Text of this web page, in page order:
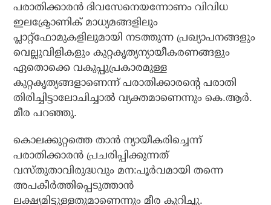
പരാതിക്കാരന്‍ ദിവസേനെയന്നോണം വിവിധ
ഇലക്ട്രോണിക് മാധ്യമങ്ങളിലും
പ്ലാറ്റ്‌ഫോമുകളിലുമായി നടത്തുന്ന പ്രഖ്യാപനങ്ങളും
വെല്ലുവിളികളും കുറ്റകൃത്യന്യായീകരണങ്ങളും
ഏതൊക്കെ വകുപ്പുപ്രകാരമുള്ള
കുറ്റകൃത്യങ്ങളാണെന്ന് പരാതിക്കാരന്റെ പരാതി
തിരിച്ചിട്ടാലോചിച്ചാല്‍ വ്യക്തമാണെന്നും കെ.ആര്‍.
മീര പറഞ്ഞു.
കൊലക്കുറ്റത്തെ താന്‍ ന്യായീകരിച്ചെന്ന്
പരാതിക്കാരന്‍ പ്രചരിപ്പിക്കുന്നത്
വസ്തുതാവിരുദ്ധവും മന:പൂര്‍വമായി തന്നെ
അപകീര്‍ത്തിപ്പെടുത്താന്‍
ലക്ഷ്യമിട്ടുള്ളതുമാണെന്നും മീര കുറിച്ചു.